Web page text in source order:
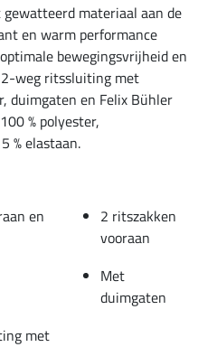
materiaal aan de
en warm performance
bewegingsvrijheid en
2-weg ritssluiting met
duimgaten en Felix Bühler
% polyester,
% elastaan.
en
2 ritszakken
vooraan
Met
duimgaten
met